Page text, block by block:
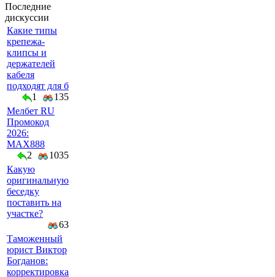
Последние
дискуссии
Какие типы
крепежа-
клипсы и
держателей
кабеля
подходят для б
1
135
Мелбет RU
Промокод
2026:
MAX888
2
1035
Какую
оригинальную
беседку
поставить на
участке?
63
Таможенный
юрист Виктор
Богданов:
корректировка